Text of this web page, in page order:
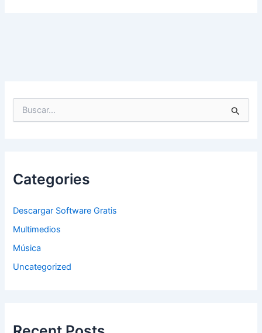
p
o
:
Categories
Descargar Software Gratis
Multimedios
Música
Uncategorized